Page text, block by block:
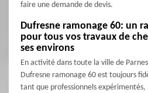
faire une demande de devis.
Dufresne ramonage 60: un
pour tous vos travaux de
ses environs
En activité dans toute la ville de
Dufresne ramonage 60 est toujours
tant que professionnels expérimentés,